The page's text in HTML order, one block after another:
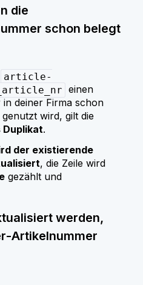
die
schon belegt
article-
einen
deiner Firma schon
wird, gilt die
.
der existierende
, die Zeile wird
gezählt und
werden,